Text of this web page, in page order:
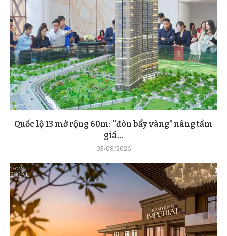
Quốc lộ 13 mở rộng 60m: “đòn bẩy vàng” nâng tầm
giá...
03/08/2026